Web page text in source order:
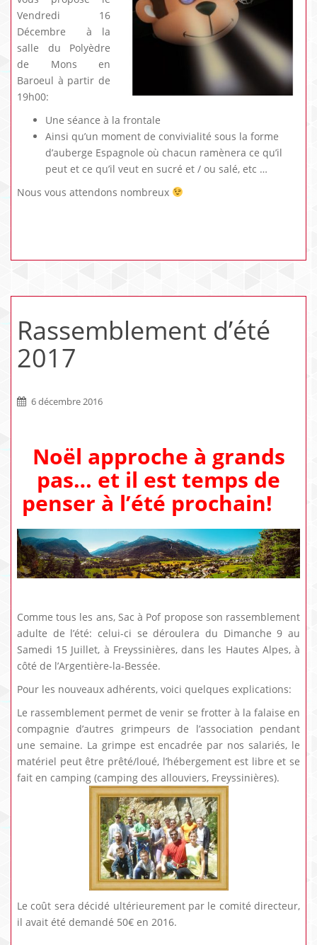
Vendredi 16
Décembre à la
salle du Polyèdre
de Mons en
Baroeul à partir de
19h00:
Une séance à la frontale
Ainsi qu’un moment de convivialité sous la forme
d’auberge Espagnole où chacun ramènera ce qu’il
peut et ce qu’il veut en sucré et / ou salé, etc …
Nous vous attendons nombreux
Rassemblement d’été
2017
6 décembre 2016
Noël approche à grands
pas… et il est temps de
penser à l’été prochain!
Comme tous les ans, Sac à Pof propose son rassemblement
adulte de l’été: celui-ci se déroulera du Dimanche 9 au
Samedi 15 Juillet, à Freyssinières, dans les Hautes Alpes, à
côté de l’Argentière-la-Bessée.
Pour les nouveaux adhérents, voici quelques explications:
Le rassemblement permet de venir se frotter à la falaise en
compagnie d’autres grimpeurs de l’association pendant
une semaine. La grimpe est encadrée par nos salariés, le
matériel peut être prêté/loué, l’hébergement est libre et se
fait en camping (camping des allouviers, Freyssinières).
Le coût sera décidé ultérieurement par le comité directeur,
il avait été demandé 50€ en 2016.